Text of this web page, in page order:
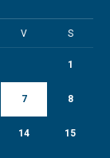
V S
1
7 8
14 15